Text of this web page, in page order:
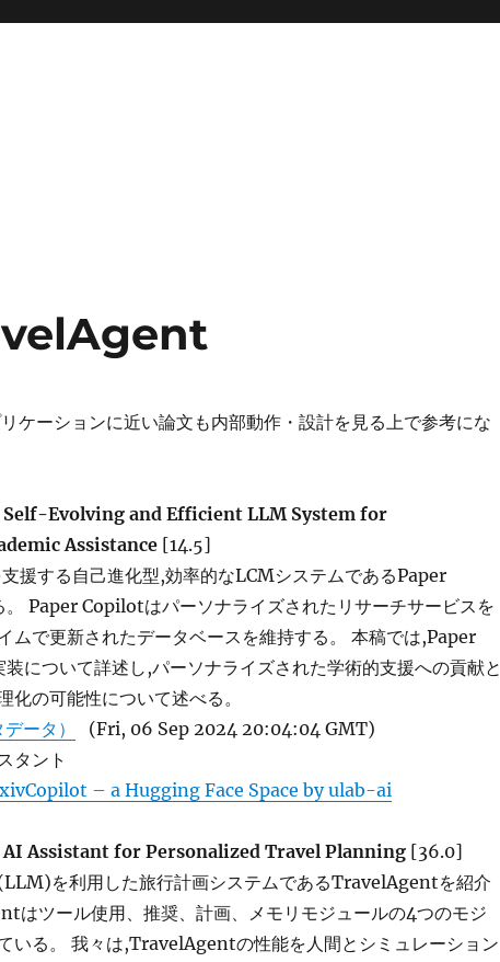
ケーションに近い論文も内部動作・設計を見る上で参考にな
Self-Evolving and Efficient LLM System for
Assistance [14.5]
援する自己進化型,効率的なLCMシステムであるPaper
Paper Copilotはパーソナライズされたリサーチサービスを
ムで更新されたデータベースを維持する。 本稿では,Paper
について詳述し,パーソナライズされた学術的支援への貢献と
化の可能性について述べる。
ータ）
(Fri, 06 Sep 2024 20:04:04 GMT)
タント
– a Hugging Face Space by ulab-ai
Assistant for Personalized Travel Planning [36.0]
を利用した旅行計画システムであるTravelAgentを紹介
はツール使用、推奨、計画、メモリモジュールの4つのモジ
いる。 我々は,TravelAgentの性能を人間とシミュレーション